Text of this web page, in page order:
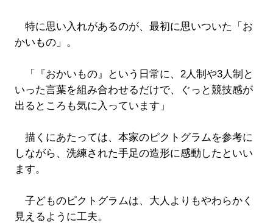
特に思い入れがあるのが、最初に思いついた「お
かいもの」。
「『おかいもの』という日常に、2人制や3人制と
いった言葉を組み合わせるだけで、ぐっと競技感が
出るところも気に入っています」
描くにあたっては、本家のピクトグラムを参考に
しながら、洗練された手足の造形に感動したといい
ます。
子どものピクトグラムは、大人よりもやわらかく
見えるように工夫。